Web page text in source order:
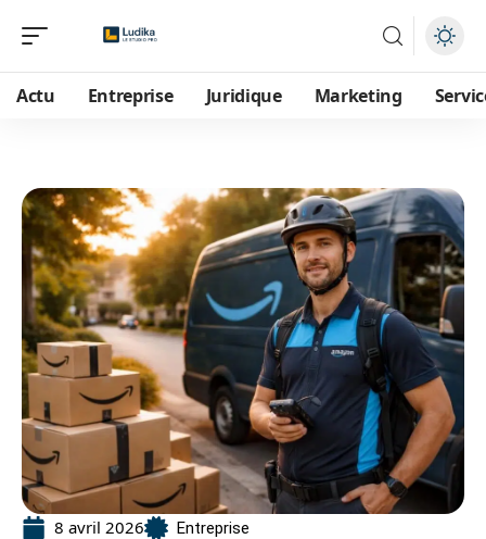
Actu Entreprise Juridique Marketing
8 avril 2026 Entreprise